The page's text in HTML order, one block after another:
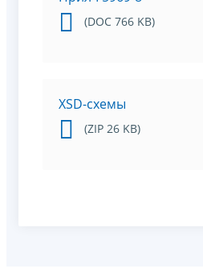
(DOC 766 KB)
XSD-схемы
(ZIP 26 KB)